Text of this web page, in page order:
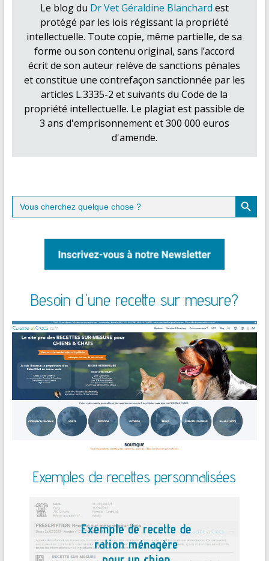
Le blog du Dr Vet Géraldine Blanchard est
protégé par les lois régissant la propriété
intellectuelle. Toute copie, même partielle, de sa
forme ou son contenu original, sans l’accord
écrit de son auteur relève de sanctions pénales
et constitue une contrefaçon sanctionnée par les
articles L.3335-2 et suivants du Code de la
propriété intellectuelle. Le plagiat est passible de
3 ans d'emprisonnement et 300 000 euros
d'amende.
Search
for:
Search Button
Besoin d'une recette sur mesure?
Exemples de recettes personnalisées